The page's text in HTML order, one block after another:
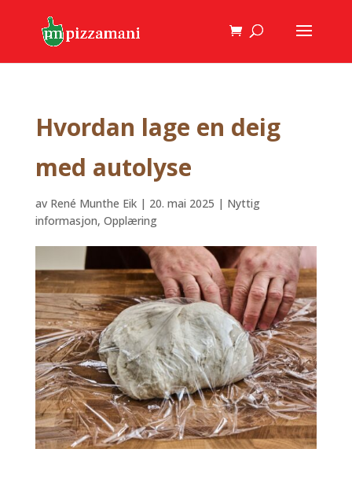
Hvordan lage en deig
med autolyse
av René Munthe Eik| 20. mai 2025 | Nyttig
informasjon, Opplæring